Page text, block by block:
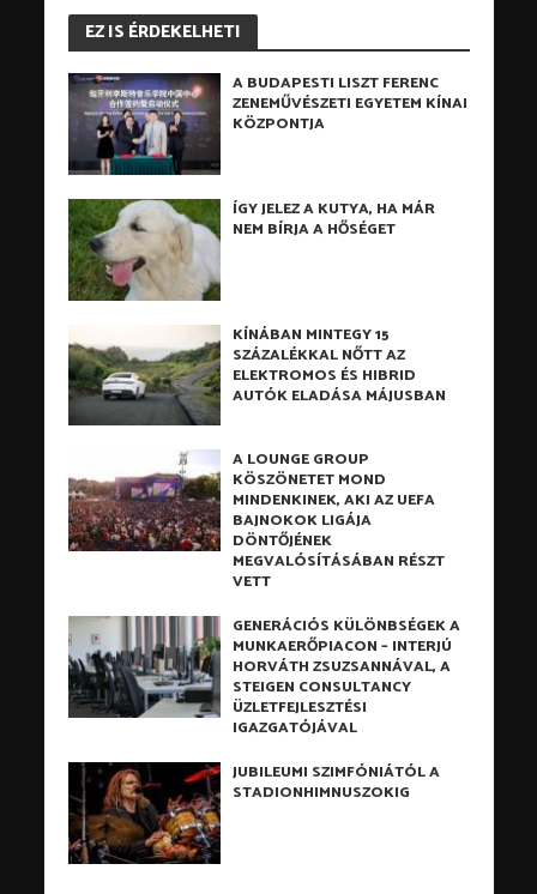
EZ IS ÉRDEKELHETI
A BUDAPESTI LISZT FERENC
ZENEMŰVÉSZETI EGYETEM KÍNAI
KÖZPONTJA
ÍGY JELEZ A KUTYA, HA MÁR
NEM BÍRJA A HŐSÉGET
KÍNÁBAN MINTEGY 15
SZÁZALÉKKAL NŐTT AZ
ELEKTROMOS ÉS HIBRID
AUTÓK ELADÁSA MÁJUSBAN
A LOUNGE GROUP
KÖSZÖNETET MOND
MINDENKINEK, AKI AZ UEFA
BAJNOKOK LIGÁJA
DÖNTŐJÉNEK
MEGVALÓSÍTÁSÁBAN RÉSZT
VETT
GENERÁCIÓS KÜLÖNBSÉGEK A
MUNKAERŐPIACON – INTERJÚ
HORVÁTH ZSUZSANNÁVAL, A
STEIGEN CONSULTANCY
ÜZLETFEJLESZTÉSI
IGAZGATÓJÁVAL
JUBILEUMI SZIMFÓNIÁTÓL A
STADIONHIMNUSZOKIG